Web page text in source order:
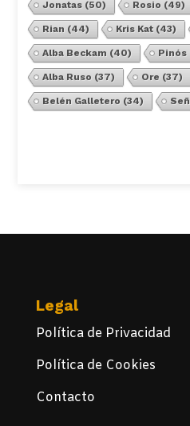
Jonatas(50) Rosio (49)
Rian (44) Kris Kat(43)
Alba Beckam (40) Pinós
Alba Ruso (37) Ore (37)
Belén Galletero (34)
Legal
Política de Privacidad
Política de Cookies
Contacto